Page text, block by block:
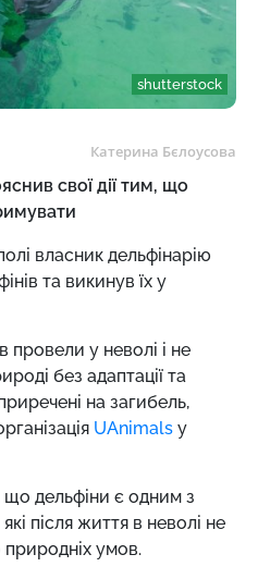
shutterstock
Катерина Бєлоусова
свої дії тим, що
власник дельфінарію
та викинув їх у
провели у неволі і не
без адаптації та
на загибель,
UAnimals у
дельфіни є одним з
після життя в неволі не
умов.